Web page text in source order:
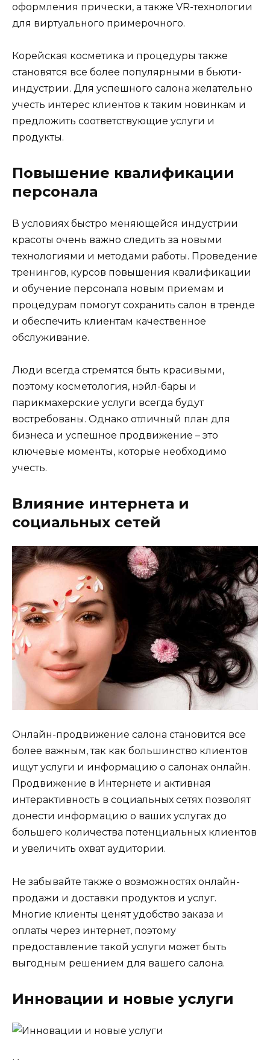
оформления прически, а также VR-технологии
для виртуального примерочного.
Корейская косметика и процедуры также
становятся все более популярными в бьюти-
индустрии. Для успешного салона желательно
учесть интерес клиентов к таким новинкам и
предложить соответствующие услуги и
продукты.
Повышение квалификации
персонала
В условиях быстро меняющейся индустрии
красоты очень важно следить за новыми
технологиями и методами работы. Проведение
тренингов, курсов повышения квалификации
и обучение персонала новым приемам и
процедурам помогут сохранить салон в тренде
и обеспечить клиентам качественное
обслуживание.
Люди всегда стремятся быть красивыми,
поэтому косметология, нэйл-бары и
парикмахерские услуги всегда будут
востребованы. Однако отличный план для
бизнеса и успешное продвижение – это
ключевые моменты, которые необходимо
учесть.
Влияние интернета и
социальных сетей
Онлайн-продвижение салона становится все
более важным, так как большинство клиентов
ищут услуги и информацию о салонах онлайн.
Продвижение в Интернете и активная
интерактивность в социальных сетях позволят
донести информацию о ваших услугах до
большего количества потенциальных клиентов
и увеличить охват аудитории.
Не забывайте также о возможностях онлайн-
продажи и доставки продуктов и услуг.
Многие клиенты ценят удобство заказа и
оплаты через интернет, поэтому
предоставление такой услуги может быть
выгодным решением для вашего салона.
Инновации и новые услуги